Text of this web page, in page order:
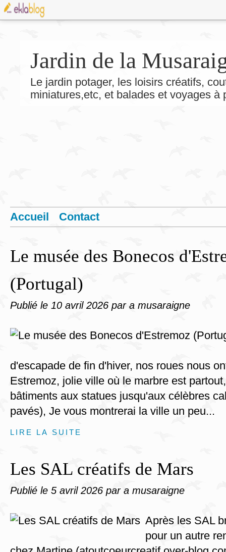
Jardin de la
Le jardin potager, les loisirs créatifs,
miniatures,etc, et balades et voyages
Accueil Contact
Le musée des Bonecos
(Portugal)
Publié le 10 avril 2026 par a musaraigne
d'escapade de fin d'hiver, nos roues nous
Estremoz, jolie ville où le marbre est
bâtiments aux statues jusqu'aux célèbres
pavés), Je vous montrerai la ville un peu...
LIRE LA SUITE
Les SAL créatifs de Mars
Publié le 5 avril 2026 par a musaraigne
Après les SAL
pour un autre